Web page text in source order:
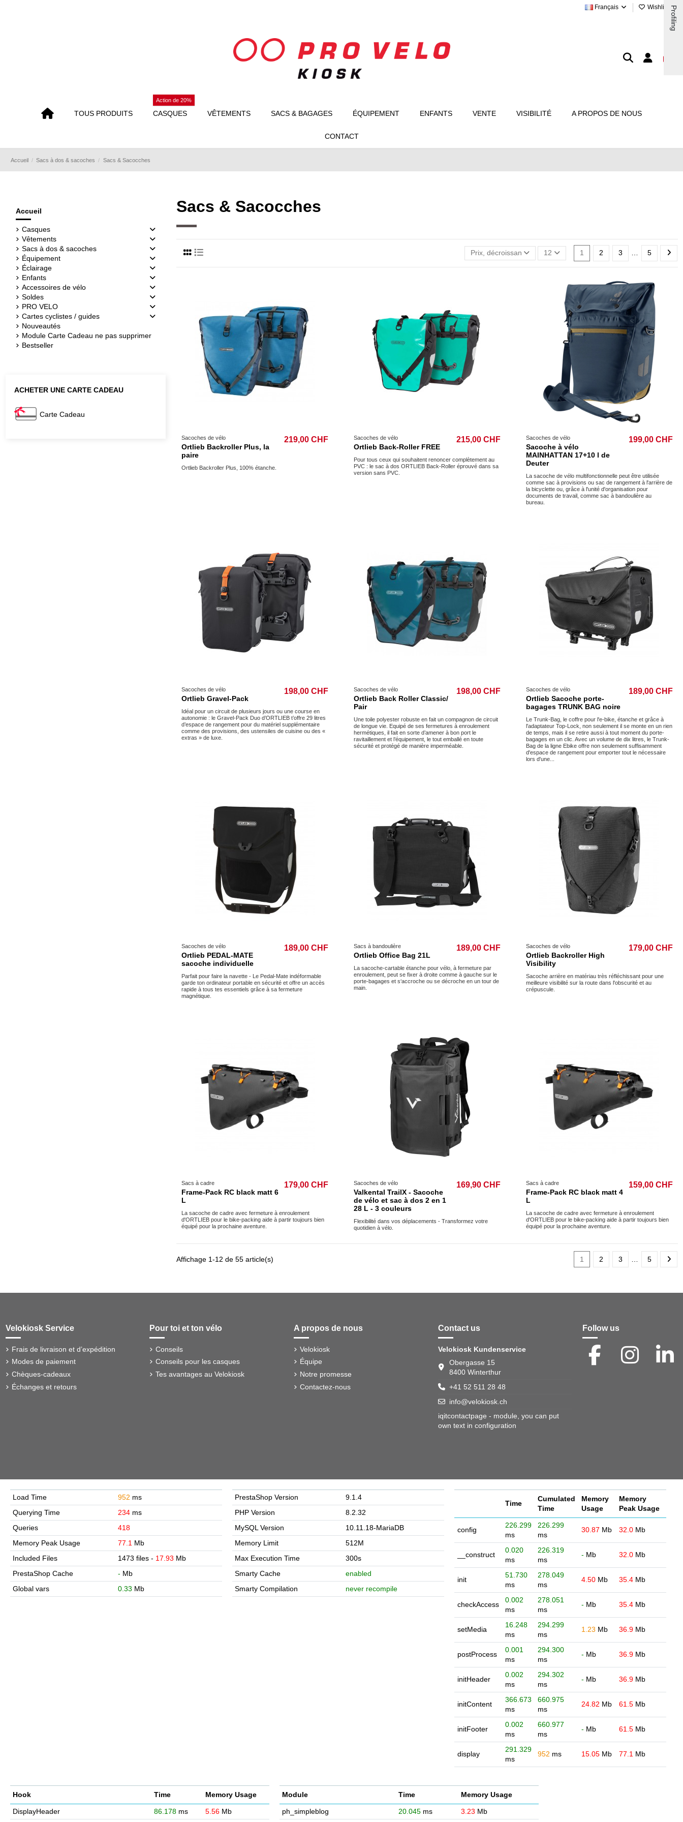
Français Wishlist (0)
TOUS PRODUITS CASQUES
Action de 20%
VÊTEMENTS SACS & BAGAGES ÉQUIPEMENT ENFANTS VENTE VISIBILITÉ A PROPOS DE NOUS
CONTACT
Accueil Sacs à dos & sacoches Sacs & Sacocches
Sacs & Sacocches
Prix, décroissant 12 1 2 3 … 5
Sacoches de vélo
Ortlieb Backroller Plus, la
paire
219,00 CHF
Ortlieb Backroller Plus, 100% étanche.
Sacoches de vélo
Ortlieb Back-Roller FREE
215,00 CHF
Pour tous ceux qui souhaitent renoncer complètement au
PVC : le sac à dos ORTLIEB Back-Roller éprouvé dans sa
version sans PVC.
Sacoches de vélo
Sacoche à vélo
MAINHATTAN 17+10 l de
Deuter
199,00 CHF
La sacoche de vélo multifonctionnelle peut être utilisée
comme sac à provisions ou sac de rangement à l'arrière de
la bicyclette ou, grâce à l'unité d'organisation pour
documents de travail, comme sac à bandoulière au
bureau.
Sacoches de vélo
Ortlieb Gravel-Pack
198,00 CHF
Idéal pour un circuit de plusieurs jours ou une course en
autonomie : le Gravel-Pack Duo d’ORTLIEB t’offre 29 litres
d’espace de rangement pour du matériel supplémentaire
comme des provisions, des ustensiles de cuisine ou des «
extras » de luxe.
Sacoches de vélo
Ortlieb Back Roller Classic/
Pair
198,00 CHF
Une toile polyester robuste en fait un compagnon de circuit
de longue vie. Equipé de ses fermetures à enroulement
hermétiques, il fait en sorte d’amener à bon port le
ravitaillement et l’équipement, le tout emballé en toute
sécurité et protégé de manière imperméable.
Sacoches de vélo
Ortlieb Sacoche porte-
bagages TRUNK BAG noire
189,00 CHF
Le Trunk-Bag, le coffre pour l'e-bike, étanche et grâce à
l'adaptateur Top-Lock, non seulement il se monte en un rien
de temps, mais il se retire aussi à tout moment du porte-
bagages en un clic. Avec un volume de dix litres, le Trunk-
Bag de la ligne Ebike offre non seulement suffisamment
d'espace de rangement pour emporter tout le nécessaire
lors d'une...
Sacoches de vélo
Ortlieb PEDAL-MATE
sacoche individuelle
189,00 CHF
Parfait pour faire la navette - Le Pedal-Mate indéformable
garde ton ordinateur portable en sécurité et offre un accès
rapide à tous tes essentiels grâce à sa fermeture
magnétique.
Sacs à bandoulière
Ortlieb Office Bag 21L
189,00 CHF
La sacoche-cartable étanche pour vélo, à fermeture par
enroulement, peut se fixer à droite comme à gauche sur le
porte-bagages et s‘accroche ou se décroche en un tour de
main.
Sacoches de vélo
Ortlieb Backroller High
Visibility
179,00 CHF
Sacoche arrière en matériau très réfléchissant pour une
meilleure visibilité sur la route dans l'obscurité et au
crépuscule.
Sacs à cadre
Frame-Pack RC black matt 6
L
179,00 CHF
La sacoche de cadre avec fermeture à enroulement
d'ORTLIEB pour le bike-packing aide à partir toujours bien
équipé pour la prochaine aventure.
Sacoches de vélo
Valkental TrailX - Sacoche
de vélo et sac à dos 2 en 1
28 L - 3 couleurs
169,90 CHF
Flexibilité dans vos déplacements - Transformez votre
quotidien à vélo.
Sacs à cadre
Frame-Pack RC black matt 4
L
159,00 CHF
La sacoche de cadre avec fermeture à enroulement
d'ORTLIEB pour le bike-packing aide à partir toujours bien
équipé pour la prochaine aventure.
Affichage 1-12 de 55 article(s) 1 2 3 5
Accueil
Casques
Vêtements
Sacs à dos & sacoches
Équipement
Éclairage
Enfants
Accessoires de vélo
Soldes
PRO VELO
Cartes cyclistes / guides
Nouveautés
Module Carte Cadeau ne pas supprimer
Bestseller
ACHETER UNE CARTE CADEAU
Carte Cadeau
Velokiosk Service
Frais de livraison et d’expédition
Modes de paiement
Chèques-cadeaux
Échanges et retours
Pour toi et ton vélo
Conseils
Conseils pour les casques
Tes avantages au Velokiosk
A propos de nous
Velokiosk
Équipe
Notre promesse
Contactez-nous
Contact us
Velokiosk Kundenservice
Obergasse 15
8400 Winterthur
+41 52 511 28 48
info@velokiosk.ch
iqitcontactpage - module, you can put
own text in configuration
Follow us
Profiling
Load Time 952 ms
Querying Time
234 ms
Queries
418
Memory Peak Usage
77.1 Mb
Included Files
1473 files - 17.93 Mb
PrestaShop Cache
- Mb
Global vars
0.33 Mb
PrestaShop Version
9.1.4
PHP Version
8.2.32
MySQL Version
10.11.18-MariaDB
Memory Limit
512M
Max Execution Time
300s
Smarty Cache
enabled
Smarty Compilation
never recompile
Time
Cumulated
Time
Memory
Usage
Memory
Peak Usage
config
226.299
ms
226.299
ms
30.87 Mb 32.0Mb
__construct
0.020
ms
226.319
ms
- Mb 32.0Mb
init
51.730
ms
278.049
ms
4.50Mb 35.4Mb
checkAccess
0.002
ms
278.051
ms
- Mb 35.4Mb
setMedia
16.248
ms
294.299
ms
1.23 Mb 36.9Mb
postProcess
0.001
ms
294.300
ms
- Mb 36.9Mb
initHeader
0.002
ms
294.302
ms
- Mb 36.9Mb
initContent
366.673
ms
660.975
ms
24.82 Mb 61.5Mb
initFooter
0.002
ms
660.977
ms
- Mb 61.5Mb
display
291.329
ms
952 ms 15.05Mb 77.1 Mb
Hook Time Memory Usage
DisplayHeader 86.178 ms 5.56 Mb
Module Time Memory Usage
ph_simpleblog 20.045 ms 3.23 Mb